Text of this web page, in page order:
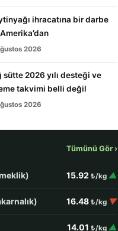
ihracatına bir darbe
Amerika’dan
sütte 2026 yılı desteği ve
takvimi belli değil
Tümünü Gör ›
15.92 ▲
16.48 ▼
14.01 ▲